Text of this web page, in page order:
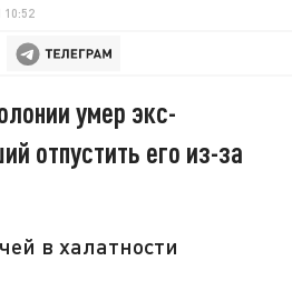
умер экс-
отпустить его из-за
в халатности